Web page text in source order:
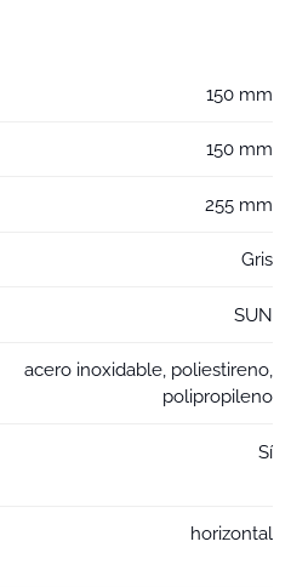
150 mm
150 mm
255 mm
Gris
SUN
acero inoxidable, poliestireno,
polipropileno
Sí
horizontal